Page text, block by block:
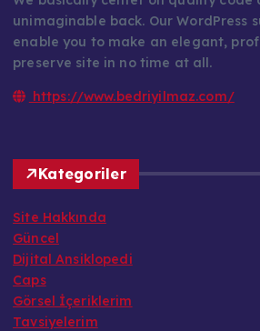
unimaginable back. Our WordPress
enable you to make an elegant,
preserve site in no time at all.
https://www.bedriyilmaz.com/
Kategoriler
Site Hakkında
Güncel
Dijital Ansiklopedi
Caps
Görsel İçeriklerim
Tavsiyelerim